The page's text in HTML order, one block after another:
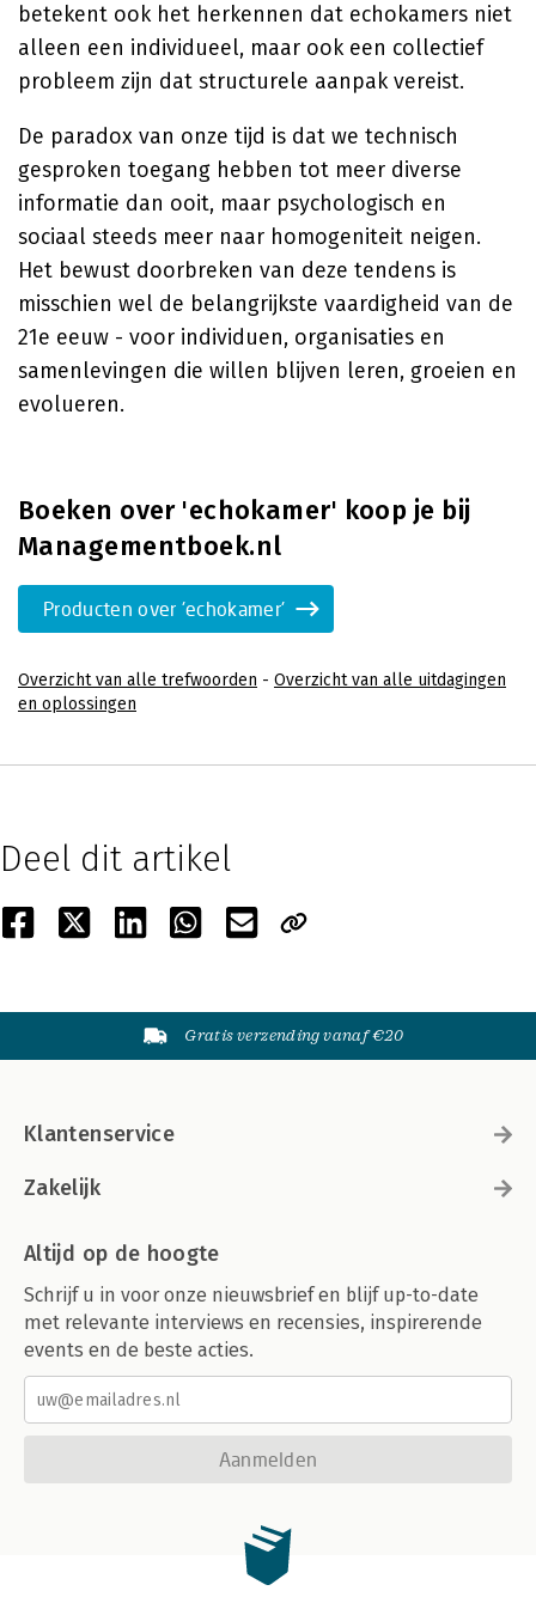
betekent ook het herkennen dat echokamers niet
alleen een individueel, maar ook een collectief
probleem zijn dat structurele aanpak vereist.
De paradox van onze tijd is dat we technisch
gesproken toegang hebben tot meer diverse
informatie dan ooit, maar psychologisch en
sociaal steeds meer naar homogeniteit neigen.
Het bewust doorbreken van deze tendens is
misschien wel de belangrijkste vaardigheid van de
21e eeuw - voor individuen, organisaties en
samenlevingen die willen blijven leren, groeien en
evolueren.
Boeken over 'echokamer' koop je bij
Managementboek.nl
Producten over 'echokamer'
Overzicht van alle trefwoorden - Overzicht van alle uitdagingen
en oplossingen
Deel dit artikel
Gratis verzending vanaf €20
Klantenservice
Zakelijk
Altijd op de hoogte
Schrijf u in voor onze nieuwsbrief en blijf up-to-date
met relevante interviews en recensies, inspirerende
events en de beste acties.
Aanmelden